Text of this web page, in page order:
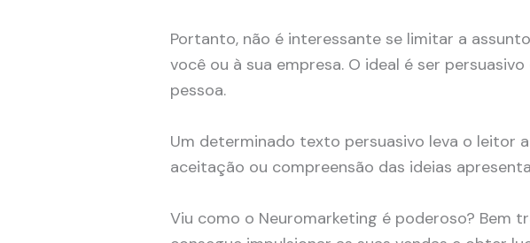
Portanto, não é interessante se limitar a
você ou à sua empresa. O ideal é ser
pessoa.
Um determinado texto persuasivo leva o leitor
aceitação ou compreensão das ideias
Viu como o Neuromarketing é poderoso? Bem